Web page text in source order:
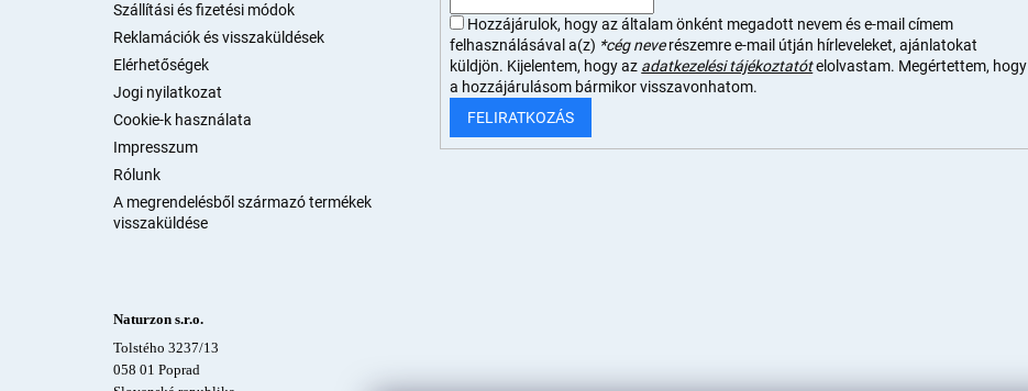
Szállítási és fizetési módok
Reklamációk és visszaküldések
Elérhetőségek
Jogi nyilatkozat
Cookie-k használata
Impresszum
Rólunk
A megrendelésből származó termékek
visszaküldése
Hozzájárulok, hogy az általam önként megadott nevem és e-mail címem
felhasználásával a(z) *cég neverészemre e-mail útján hírleveleket, ajánlatokat
küldjön. Kijelentem, hogy az adatkezelési tájékoztatótelolvastam. Megértettem, hogy
a hozzájárulásom bármikor visszavonhatom.
FELIRATKOZÁS
Naturzon s.r.o.
Tolstého 3237/13
058 01 Poprad